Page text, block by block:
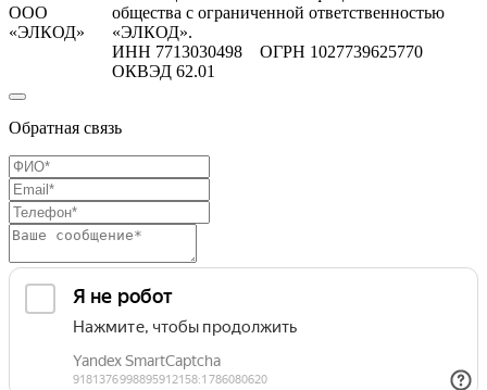
ООО
«ЭЛКОД»
общества с ограниченной ответственностью
«ЭЛКОД».
ИНН 7713030498 ОГРН 1027739625770
ОКВЭД 62.01
Обратная связь